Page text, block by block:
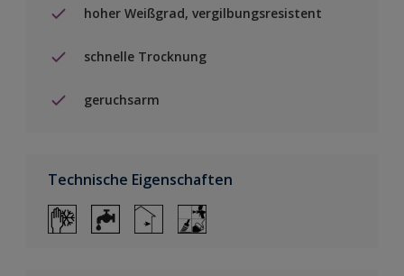
hoher Weißgrad, vergilbungsresistent
schnelle Trocknung
geruchsarm
Technische Eigenschaften